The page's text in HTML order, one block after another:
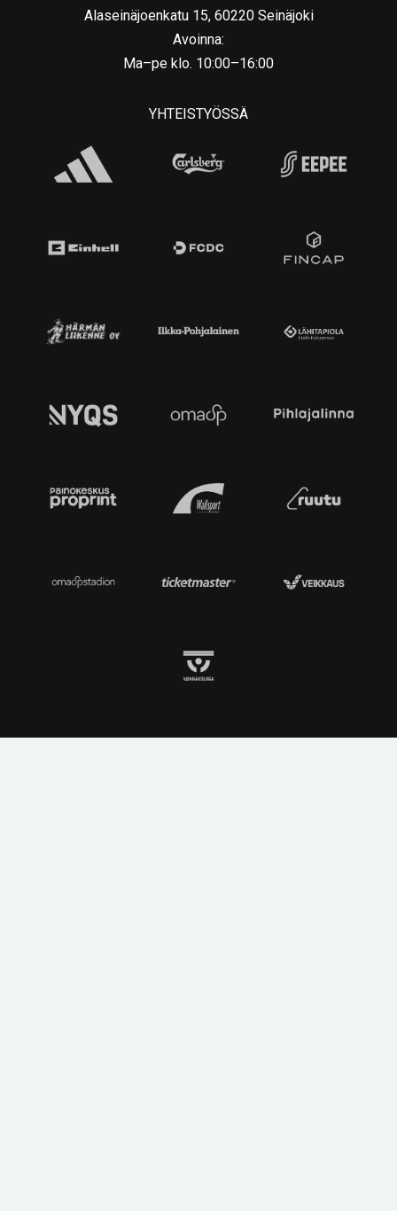
Alaseinäjoenkatu 15, 60220 Seinäjoki
Avoinna:
Ma–pe klo. 10:00–16:00
YHTEISTYÖSSÄ